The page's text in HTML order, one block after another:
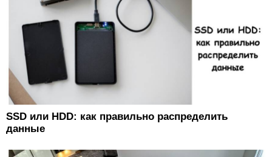
SSD или HDD: как правильно распределить
данные